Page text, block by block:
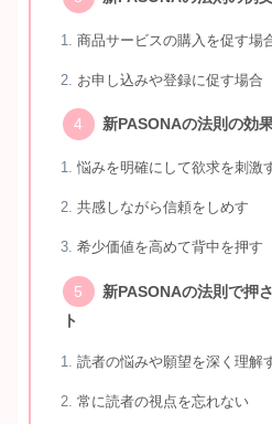
商品サービスの購入を促す場
お申し込みや登録に促す場合
新PASONAの法則の効
悩みを明確にして欲求を刺激
共感しながら信頼をしめす
希少価値を高めて背中を押す
新PASONAの法則で押
ト
読者の悩みや願望を深く理解
常に読者の視点を忘れない